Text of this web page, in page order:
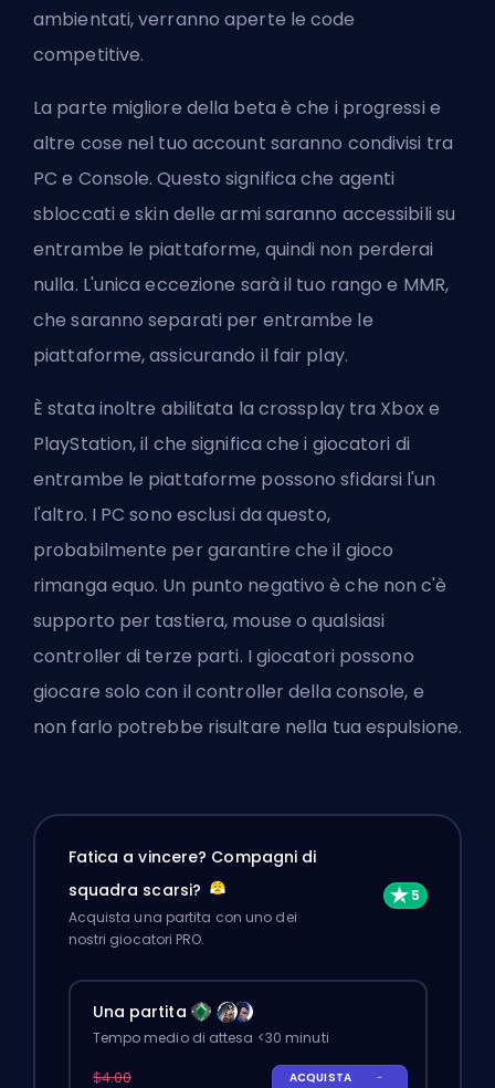
ambientati, verranno aperte le code
competitive.
La parte migliore della beta è che i progressi e
altre cose nel tuo account saranno condivisi tra
PC e Console. Questo significa che agenti
sbloccati eskin delle armi saranno accessibili su
entrambe le piattaforme, quindi non perderai
nulla. L'unica eccezione sarà il tuo rango e MMR,
che saranno separati per entrambe le
piattaforme, assicurando il fair play.
È stata inoltre abilitata la crossplay tra Xbox e
PlayStation, il che significa che i giocatori di
entrambe le piattaforme possono sfidarsi l'un
l'altro. I PC sono esclusi da questo,
probabilmente per garantire che il gioco
rimanga equo. Un punto negativo è che non c'è
supporto per tastiera, mouse o qualsiasi
controller di terze parti. I giocatori possono
giocare solo con il controller della console, e
non farlo potrebbe risultare nella tua espulsione.
Fatica a vincere? Compagni di
squadra scarsi?
Acquista una partita con uno dei
nostri giocatori PRO.
Una partita
Tempo medio di attesa <30 minuti
$4.00
ACQUISTA
-